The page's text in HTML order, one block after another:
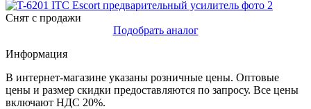
Снят с продажи
Подобрать аналог
Информация
В интернет-магазине указаны розничные цены. Оптовые
цены и размер скидки предоставляются по запросу. Все цены
включают НДС 20%.